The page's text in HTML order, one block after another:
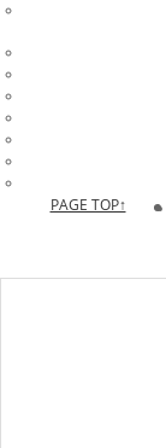
PAGE TOP↑